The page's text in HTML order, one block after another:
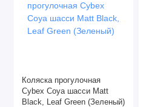
Коляска прогулочная
Cybex Coya шасси Matt
Black, Leaf Green (Зеленый)